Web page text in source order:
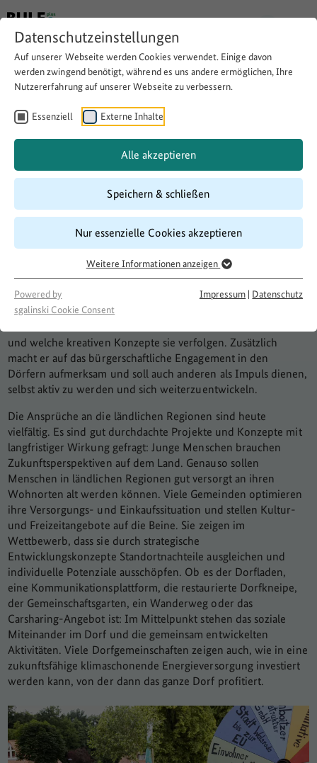
Datenschutzeinstellungen
Auf unserer Webseite werden Cookies verwendet. Einige davon
werden zwingend benötigt, während es uns andere ermöglichen, Ihre
Nutzererfahrung auf unserer Webseite zu verbessern.
Essenziell Externe Inhalte
Alle akzeptieren
Speichern & schließen
Nur essenzielle Cookies akzeptieren
Weitere Informationen anzeigen
Powered by
sgalinski Cookie Consent
Impressum | Datenschutz
Zurück
Informationen zum
Wettbewerb
Worum geht es bei "Unser Dorf hat
Zukunft"?
Der Traditionswettbewerb rückt Deutschlands Dörfer, ihr
Engagement und ihren Ideenreichtum in den Fokus. 2026
bietet er Gemeinden zum 65. Mal die Chance zu zeigen, wie
und welche kreativen Konzepte sie verfolgen. Zusätzlich
macht er auf das bürgerschaftliche Engagement in den
Dörfern aufmerksam und soll auch anderen als Impuls dienen,
selbst aktiv zu werden und sich weiterzuentwickeln.
Die Ansprüche an die ländlichen Regionen sind heute
vielfältig. Es sind gut durchdachte Projekte und Konzepte mit
langfristiger Wirkung gefragt: Junge Menschen brauchen
Zukunftsperspektiven auf dem Land. Genauso sollen
Menschen in ländlichen Regionen gut versorgt an ihren
Wohnorten alt werden können. Viele Gemeinden optimieren
ihre Versorgungs- und Einkaufssituation und stellen Kultur-
und Freizeitangebote auf die Beine. Sie zeigen im
Wettbewerb, dass sie durch strategische
Entwicklungskonzepte Standortnachteile ausgleichen und
individuelle Potenziale ausschöpfen. Ob es der Dorfladen,
eine Kommunikationsplattform, die restaurierte Dorfkneipe,
der Gemeinschaftsgarten, ein Wanderweg oder das
Carsharing-Angebot ist: Im Mittelpunkt stehen das soziale
Miteinander im Dorf und die gemeinsam entwickelten
Aktivitäten. Viele Dorfgemeinschaften zeigen auch, wie in eine
zukunftsfähige klimaschonende Energieversorgung investiert
werden kann, von der dann das ganze Dorf profitiert.